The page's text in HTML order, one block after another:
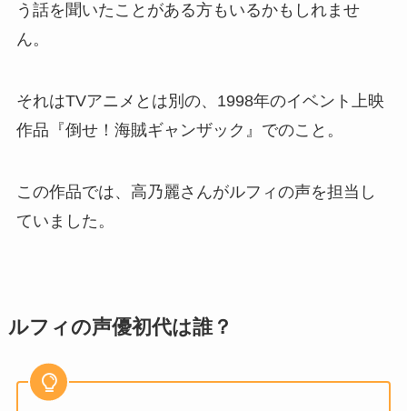
う話を聞いたことがある方もいるかもしれませ
ん。
それはTVアニメとは別の、1998年のイベント上映
作品『倒せ！海賊ギャンザック』でのこと。
この作品では、高乃麗さんがルフィの声を担当し
ていました。
ルフィの声優初代は誰？